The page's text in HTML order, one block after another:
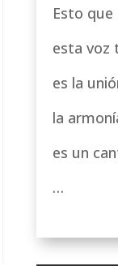
Esto
esta voz
es la
la
es un
…